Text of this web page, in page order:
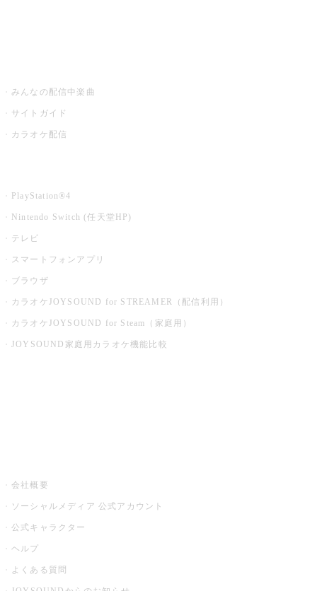
みんなの配信中楽曲
サイトガイド
カラオケ配信
PlayStation®4
Nintendo Switch (任天堂HP)
テレビ
スマートフォンアプリ
ブラウザ
カラオケJOYSOUND for STREAMER（配信利用）
カラオケJOYSOUND for Steam（家庭用）
JOYSOUND家庭用カラオケ機能比較
会社概要
ソーシャルメディア 公式アカウント
公式キャラクター
ヘルプ
よくある質問